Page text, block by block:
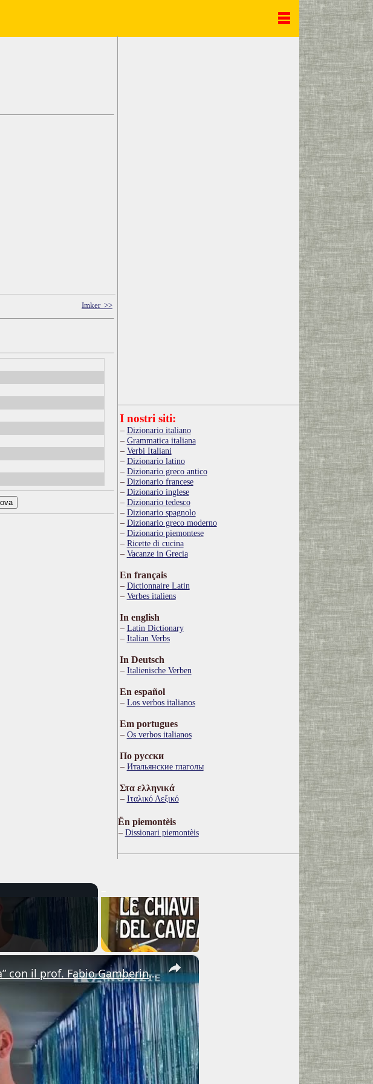
Imker >>
I nostri siti:
Dizionario italiano
Grammatica italiana
Verbi Italiani
Dizionario latino
Dizionario greco antico
Dizionario francese
Dizionario inglese
Dizionario tedesco
Dizionario spagnolo
Dizionario greco moderno
Dizionario piemontese
Ricette di cucina
Vacanze in Grecia
En français
Dictionnaire Latin
Verbes italiens
In english
Latin Dictionary
Italian Verbs
In Deutsch
Italienische Verben
En español
Los verbos italianos
Em portugues
Os verbos italianos
По русски
Итальянские глаголы
Στα ελληνικά
Ιταλικό Λεξικό
Ën piemontèis
Dissionari piemontèis
×
Adrano. Interessante incontro al liceo “Verga” con il prof. Fabio Gamberini. Studenti del Linguistic